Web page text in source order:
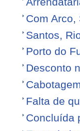
Com
Santos,
Porto do
Desconto
Falta de
Concluída